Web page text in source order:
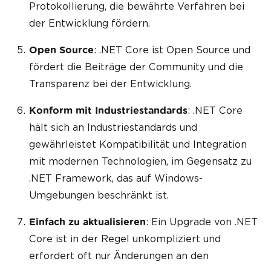
Protokollierung, die bewährte Verfahren bei
der Entwicklung fördern.
Open Source: .NET Core ist Open Source und
fördert die Beiträge der Community und die
Transparenz bei der Entwicklung.
Konform mit Industriestandards: .NET Core
hält sich an Industriestandards und
gewährleistet Kompatibilität und Integration
mit modernen Technologien, im Gegensatz zu
.NET Framework, das auf Windows-
Umgebungen beschränkt ist.
Einfach zu aktualisieren: Ein Upgrade von .NET
Core ist in der Regel unkompliziert und
erfordert oft nur Änderungen an den